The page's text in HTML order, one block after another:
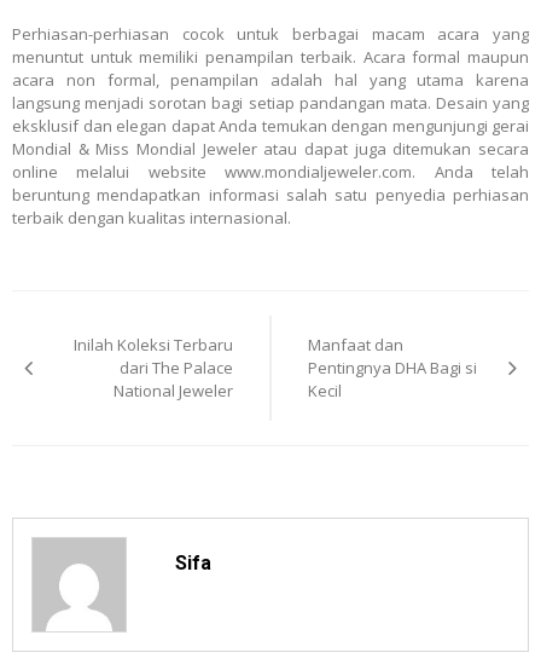
Perhiasan-perhiasan cocok untuk berbagai macam acara yang
menuntut untuk memiliki penampilan terbaik. Acara formal maupun
acara non formal, penampilan adalah hal yang utama karena
langsung menjadi sorotan bagi setiap pandangan mata. Desain yang
eksklusif dan elegan dapat Anda temukan dengan mengunjungi gerai
Mondial & Miss Mondial Jeweler atau dapat juga ditemukan secara
online melalui website www.mondialjeweler.com. Anda telah
beruntung mendapatkan informasi salah satu penyedia perhiasan
terbaik dengan kualitas internasional.
navigation
Inilah Koleksi Terbaru
dari The Palace
National Jeweler
Manfaat dan
Pentingnya DHA Bagi si
Kecil
Sifa